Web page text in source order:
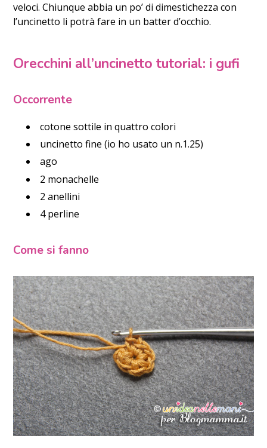
veloci. Chiunque abbia un po’ di dimestichezza con
l’uncinetto li potrà fare in un batter d’occhio.
Orecchini all’uncinetto tutorial: i gufi
Occorrente
cotone sottile in quattro colori
uncinetto fine (io ho usato un n.1.25)
ago
2 monachelle
2 anellini
4 perline
Come si fanno